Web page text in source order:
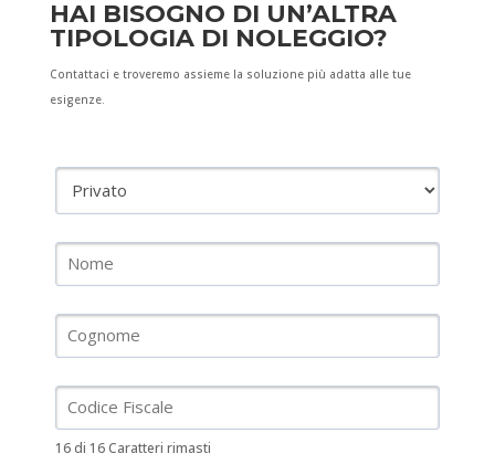
HAI BISOGNO DI UN’ALTRA
TIPOLOGIA DI NOLEGGIO?
Contattaci e troveremo assieme la soluzione più adatta alle tue
esigenze.
16 di 16 Caratteri rimasti